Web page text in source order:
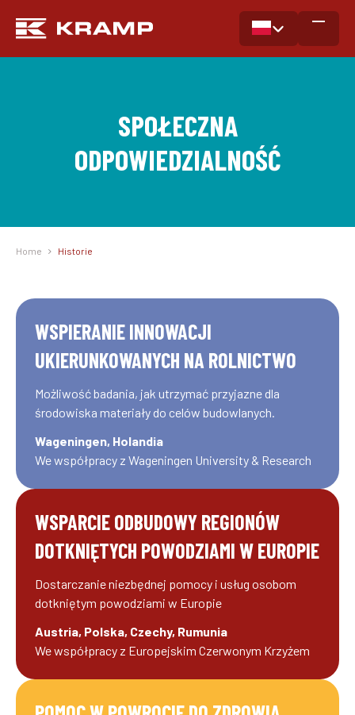
SPOŁECZNA
ODPOWIEDZIALNOŚĆ
Home Historie
WSPIERANIE INNOWACJI
UKIERUNKOWANYCH NA ROLNICTWO
Możliwość badania, jak utrzymać przyjazne dla
środowiska materiały do celów budowlanych.
Wageningen, Holandia
We współpracy z Wageningen University & Research
WSPARCIE ODBUDOWY REGIONÓW
DOTKNIĘTYCH POWODZIAMI W EUROPIE
Dostarczanie niezbędnej pomocy i usług osobom
dotkniętym powodziami w Europie
Austria, Polska, Czechy, Rumunia
We współpracy z Europejskim Czerwonym Krzyżem